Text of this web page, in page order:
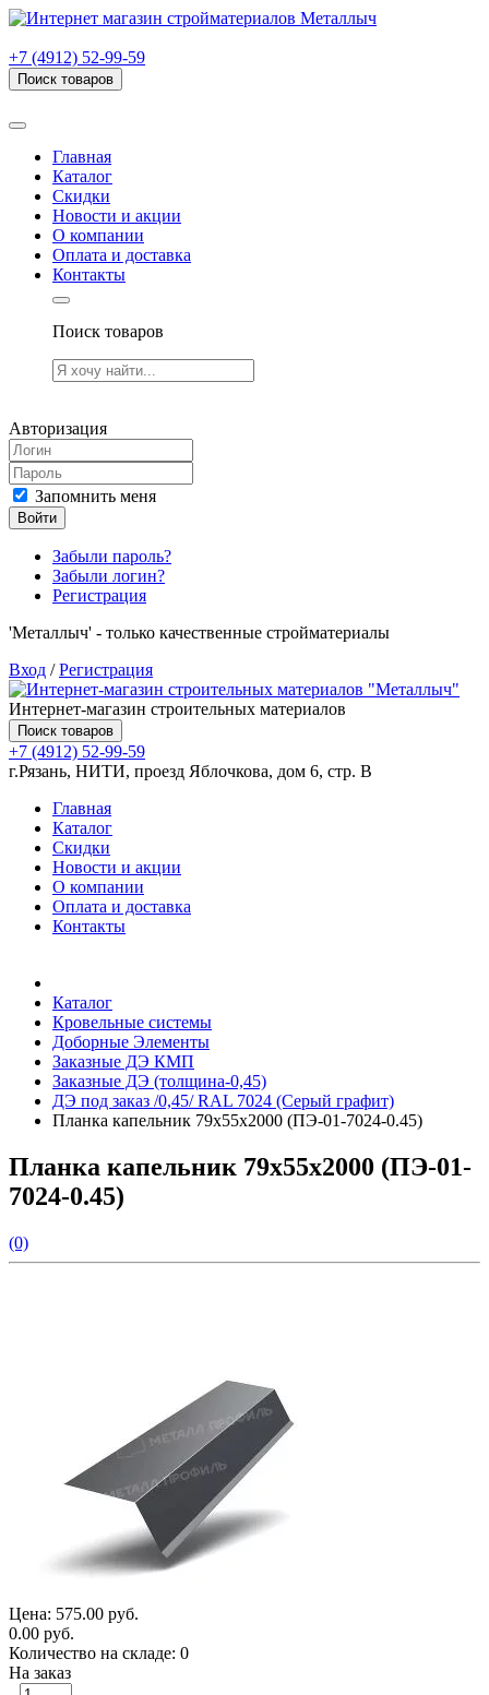
+7 (4912) 52-99-59
Поиск товаров
Главная
Каталог
Скидки
Новости и акции
О компании
Оплата и доставка
Контакты
Поиск товаров
Авторизация
Запомнить меня
Войти
Забыли пароль?
Забыли логин?
Регистрация
'Металлыч' - только качественные стройматериалы
Вход /Регистрация
Интернет-магазин строительных материалов
Поиск товаров
+7 (4912) 52-99-59
г.Рязань, НИТИ, проезд Яблочкова, дом 6, стр. В
Главная
Каталог
Скидки
Новости и акции
О компании
Оплата и доставка
Контакты
Каталог
Кровельные системы
Доборные Элементы
Заказные ДЭ КМП
Заказные ДЭ (толщина-0,45)
ДЭ под заказ /0,45/ RAL 7024 (Серый графит)
Планка капельник 79х55х2000 (ПЭ-01-7024-0.45)
Планка капельник 79х55х2000 (ПЭ-01-
7024-0.45)
(0)
Цена: 575.00 руб.
0.00 руб.
Количество на складе: 0
На заказ